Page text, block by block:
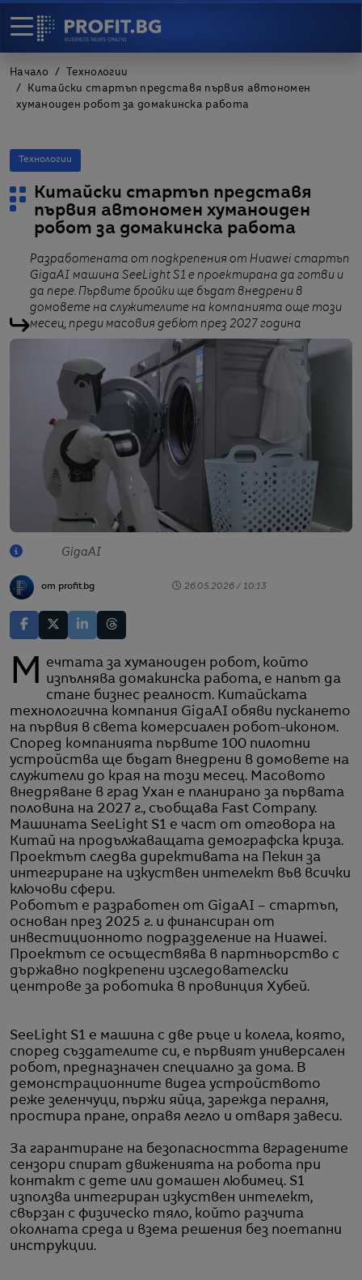
Начало
Технологии
Китайски стартъп представя първия автономен
хуманоиден робот за домакинска работа
Технологии
Китайски стартъп представя
първия автономен хуманоиден
робот за домакинска работа
Разработената от подкрепения от Huawei стартъп
GigaAI машина SeeLight S1 е проектирана да готви и
да пере. Първите бройки ще бъдат внедрени в
домовете на служителите на компанията още този
месец, преди масовия дебют през 2027 година
GigaAI
от profit.bg 26.05.2026 / 10:13
Мечтата за хуманоиден робот, който
изпълнява домакинска работа, е напът да
стане бизнес реалност. Китайската
технологична компания GigaAI обяви пускането
на първия в света комерсиален робот-иконом.
Според компанията първите 100 пилотни
устройства ще бъдат внедрени в домовете на
служители до края на този месец. Масовото
внедряване в град Ухан е планирано за първата
половина на 2027 г., съобщава Fast Company.
Машината SeeLight S1 е част от отговора на
Китай на продължаващата демографска криза.
Проектът следва директивата на Пекин за
интегриране на изкуствен интелект във всички
ключови сфери.
Роботът е разработен от GigaAI – стартъп,
основан през 2025 г. и финансиран от
инвестиционното подразделение на Huawei.
Проектът се осъществява в партньорство с
държавно подкрепени изследователски
центрове за роботика в провинция Хубей.
SeeLight S1 е машина с две ръце и колела, която,
според създателите си, е първият универсален
робот, предназначен специално за дома. В
демонстрационните видеа устройството
реже зеленчуци, пържи яйца, зарежда пералня,
простира пране, оправя легло и отваря завеси.
За гарантиране на безопасността вградените
сензори спират движенията на робота при
контакт с дете или домашен любимец. S1
използва интегриран изкуствен интелект,
свързан с физическо тяло, който разчита
околната среда и взема решения без поетапни
инструкции.